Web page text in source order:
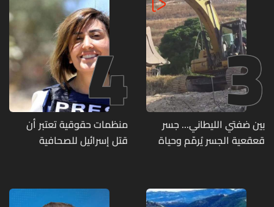
3
بين ضفتي الليطاني... جسر
قعقعية الجسر يُرمّم وحياة
4
منظمات حقوقية تعتبر أن
قتل إسرائيل للصحافية